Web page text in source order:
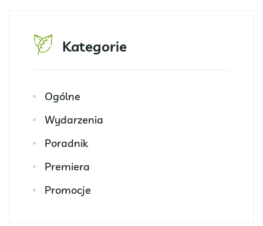
Kategorie
Ogólne
Wydarzenia
Poradnik
Premiera
Promocje